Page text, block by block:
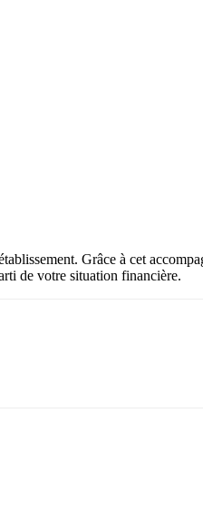
Grâce à cet
de votre situation financière.